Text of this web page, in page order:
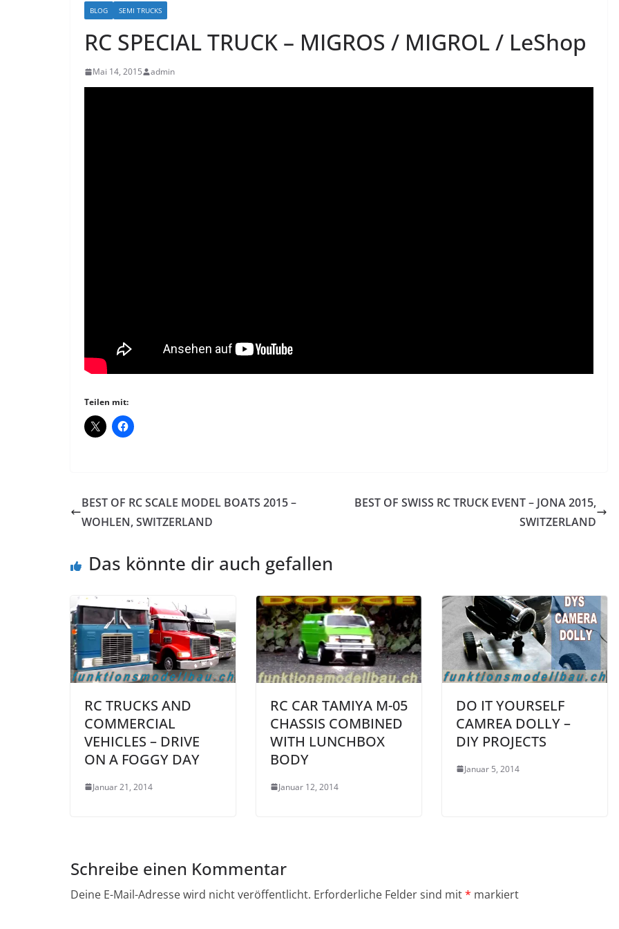
BLOG SEMI TRUCKS
RC SPECIAL TRUCK – MIGROS / MIGROL / LeShop
Mai 14, 2015 admin
Teilen mit:
BEST OF RC SCALE MODEL BOATS 2015 –
WOHLEN, SWITZERLAND
BEST OF SWISS RC TRUCK EVENT – JONA 2015,
SWITZERLAND
Das könnte dir auch gefallen
RC TRUCKS AND
COMMERCIAL
VEHICLES – DRIVE
ON A FOGGY DAY
Januar 21, 2014
RC CAR TAMIYA M-05
CHASSIS COMBINED
WITH LUNCHBOX
BODY
Januar 12, 2014
DO IT YOURSELF
CAMREA DOLLY –
DIY PROJECTS
Januar 5, 2014
Schreibe einen Kommentar
Deine E-Mail-Adresse wird nicht veröffentlicht. Erforderliche Felder sind mit* markiert